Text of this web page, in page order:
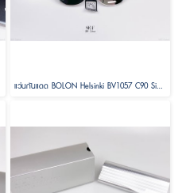
แว่นกันแดด BOLON Helsinki BV1057 C90 Size 56 ( Foldable )